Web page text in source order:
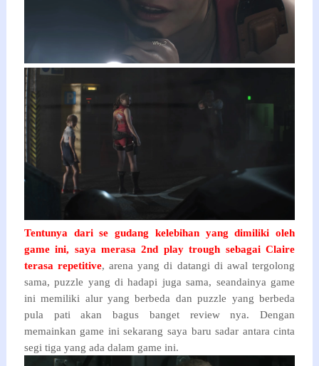
Tentunya dari se gudang kelebihan yang dimiliki oleh
game ini, saya merasa 2nd play trough sebagai Claire
terasa repetitive, arena yang di datangi di awal tergolong
sama, puzzle yang di hadapi juga sama, seandainya game
ini memiliki alur yang berbeda dan puzzle yang berbeda
pula pati akan bagus banget review nya. Dengan
memainkan game ini sekarang saya baru sadar antara cinta
segi tiga yang ada dalam game ini.